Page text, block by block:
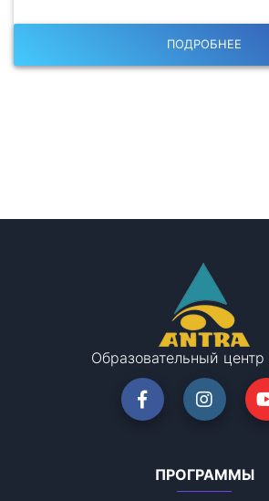
ПОДРОБНЕЕ
Образовательный
ПРОГРАММЫ